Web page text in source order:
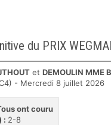
du PRIX
et DEMOULIN MME
- Mercredi 8 juillet 2026
ont couru
: 2-8